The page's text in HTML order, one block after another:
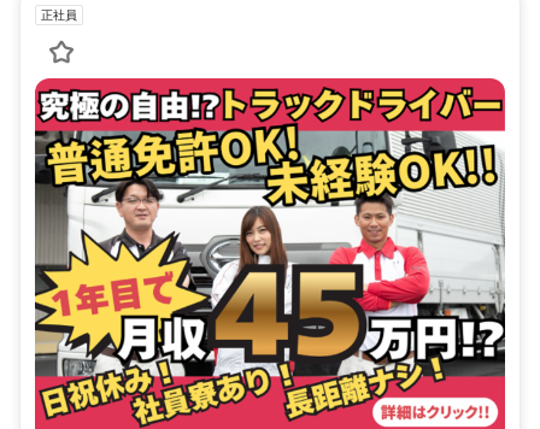
正社員